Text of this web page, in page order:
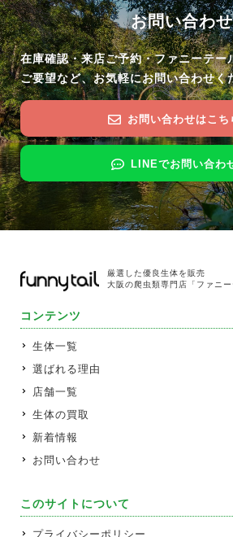
お問い合わせ
在庫確認・来店ご予約・ファニーテー
ご要望など、お気軽にお問い合わせく
お問い合わせはこち
LINEでお問い合わ
厳選した優良生体を販売
大阪の爬虫類専門店「ファニー
コンテンツ
生体一覧
選ばれる理由
店舗一覧
生体の買取
新着情報
お問い合わせ
このサイトについて
プライバシーポリシー